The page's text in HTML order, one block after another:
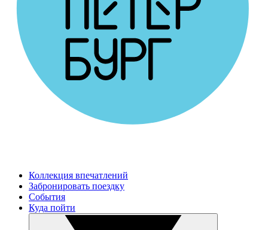
Коллекция впечатлений
Забронировать поездку
События
Куда пойти